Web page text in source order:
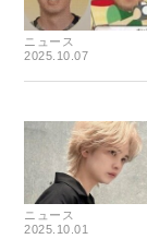
ニュース
2025.10.07
ニュース
2025.10.01